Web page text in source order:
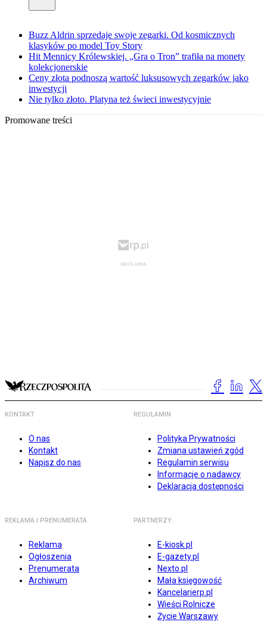
Buzz Aldrin sprzedaje swoje zegarki. Od kosmicznych
klasyków po model Toy Story
Hit Mennicy Królewskiej. „Gra o Tron” trafiła na monety
kolekcjonerskie
Ceny złota podnoszą wartość luksusowych zegarków jako
inwestycji
Nie tylko złoto. Platyna też świeci inwestycyjnie
Promowane treści
KONTAKT
O nas
Kontakt
Napisz do nas
REGULAMIN
Polityka Prywatności
Zmiana ustawień zgód
Regulamin serwisu
Informacje o nadawcy
Deklaracja dostępności
REKLAMA I PRENUMERATA
Reklama
Ogłoszenia
Prenumerata
Archiwum
PARTNERZY
E-kiosk.pl
E-gazety.pl
Nexto.pl
Mała księgowość
Kancelarierp.pl
Wieści Rolnicze
Życie Warszawy